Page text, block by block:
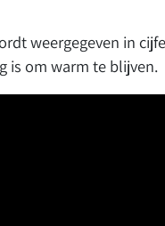
weergegeven in
is om warm te blijven.